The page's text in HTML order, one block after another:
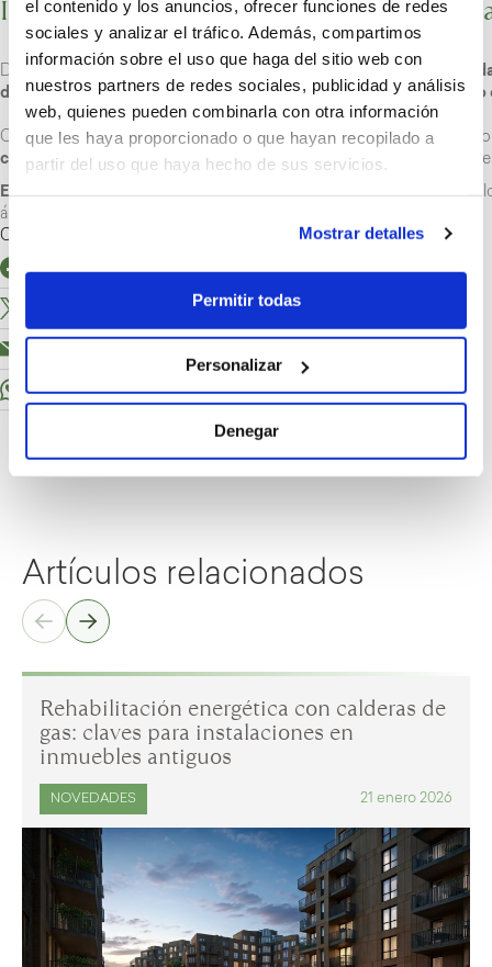
el contenido y los anuncios, ofrecer funciones de redes
sociales y analizar el tráfico. Además, compartimos
información sobre el uso que haga del sitio web con
nuestros partners de redes sociales, publicidad y análisis
web, quienes pueden combinarla con otra información
que les haya proporcionado o que hayan recopilado a
partir del uso que haya hecho de sus servicios.
Mostrar detalles
Permitir todas
Personalizar
Denegar
Comparte el artículo
WhatsApp
II Desafío Kosner con clientes y
Durante la mañana también ha habido tiempo para celebrar la
de scalextric entre 6 de nuestros clientes y 6 jugadores del equipo
Con el conocido periodista de DAZNMiguel Ángel Román como
clientes,los participantes debían pedalear en unas “biocicletas” muy
El ganador final ha sido el osasunista Jon Moncayola, pero todos
árbol dentro de un bol de cristal.
Artículos relacionados
Rehabilitación energética con calderas de
gas: claves para instalaciones en
inmuebles antiguos
NOVEDADES 21 enero 2026